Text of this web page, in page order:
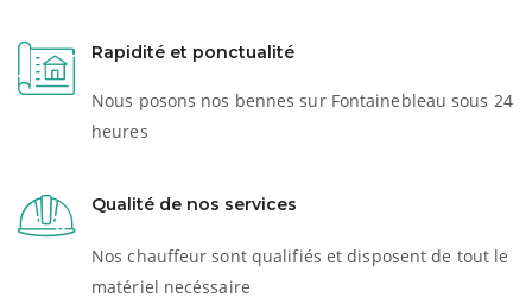
Rapidité et ponctualité
Nous posons nos bennes sur Fontainebleau sous 24
heures
Qualité de nos services
Nos chauffeur sont qualifiés et disposent de tout le
matériel necéssaire